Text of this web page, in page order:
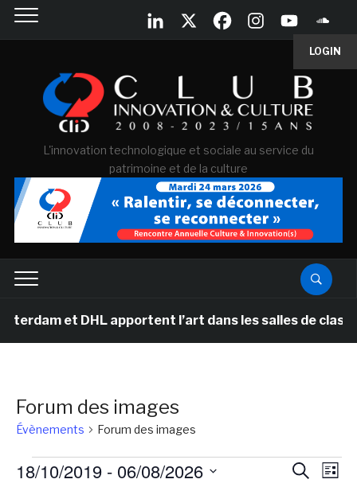
LOGIN
L'innovation technologique et sociale au service du
patrimoine et de la culture
et DHL apportent l’art dans les salles de classe
Forum des images
Évènements Forum des images
Évènements Liste
18/10/2019 - 06/08/2026